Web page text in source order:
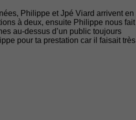
Philippe et Jpé Viard arrivent en
à deux, ensuite Philippe nous fait
au-dessus d’un public toujours
pour ta prestation car il faisait très